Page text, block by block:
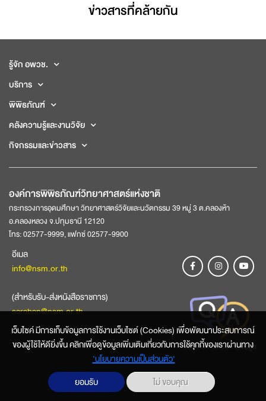
ข่าวสารที่่คล้ายกัน
รู้จัก อพวช.
บริการ
พิพิธภัณฑ์
คลังความรู้และงานวิจัย
กิจกรรมและข่าวสาร
องค์การพิพิธภัณฑ์วิทยาศาสตร์แห่งชาติ
กระทรวงการอุดมศึกษา วิทยาศาสตร์วิจัยและนวัตกรรม 39 หมู่ 3 ต.คลองห้า
อ.คลองหลวง จ.ปทุมธานี 12120
โทร: 02577-9999, แฟกซ์ 02577-9900
อีเมล
info@nsm.or.th
(สำหรับรับ-ส่งหนังสือราชการ)
saraban@nsm.or.th
ช่องทางการสอบถามข้อมูล
เว็บไซค์ มีการเก็บข้อมูลการใช้งานเว็บไซต์ (Cookies) เพื่อพัฒนาประสบการณ์
ของผู้ใช้ให้ดียิ่งขึ้น คลิกเพื่อดูข้อมูลเพิ่มเติมเกี่ยวกับการใช้คุกกี้ของเราผ่านทาง
‘นโยบายความเป็นส่วนตัว'
ยอมรับ
ไม่ ขอบคุณ